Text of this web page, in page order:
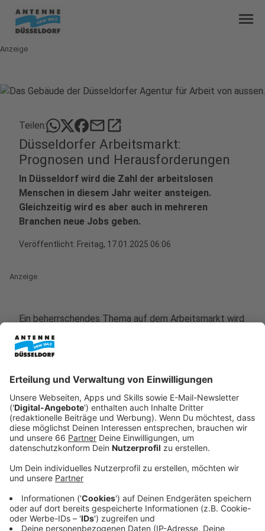
menu
Anzeige
Teilen: mailopen_in_new
Düsseldorfer Arbeitsmarkt:
Prognosen und Herausforderungen
In Düsseldorf wird die Zahl der arbeitslosen
Menschen in diesem Jahr weiter ansteigen.
Gleichzeitig wird es aber auch in mehreren
Branchen neue Jobs geben.
Veröffentlicht: Freitag, 17.01.2025 06:06
Anzeige
Ein beherrschendes Thema auf dem Arbeitsmarkt wird
außerdem der Fachkräftemangel bleiben. - Diese
Prognosen wagen verschiedene Expertinnen und
Anzeige
Bildung als Schlüssel zur
Fachkräftesicherung
Der Gewerkschaftsbund DGBfordert deswegen von
der Politik unter anderem eine